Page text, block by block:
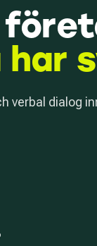
har
verbal dialog